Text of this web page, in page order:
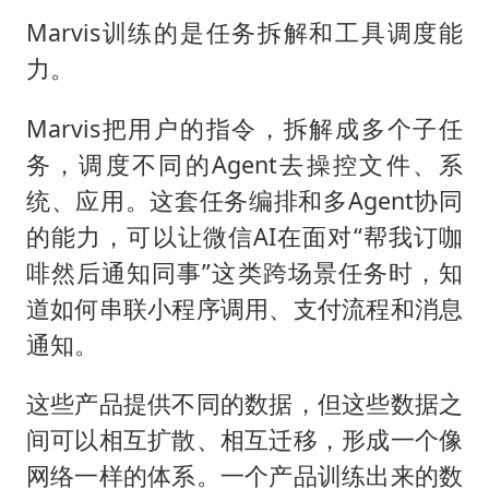
Marvis训练的是任务拆解和工具调度能
力。
Marvis把用户的指令，拆解成多个子任
务，调度不同的Agent去操控文件、系
统、应用。这套任务编排和多Agent协同
的能力，可以让微信AI在面对“帮我订咖
啡然后通知同事”这类跨场景任务时，知
道如何串联小程序调用、支付流程和消息
通知。
这些产品提供不同的数据，但这些数据之
间可以相互扩散、相互迁移，形成一个像
网络一样的体系。一个产品训练出来的数